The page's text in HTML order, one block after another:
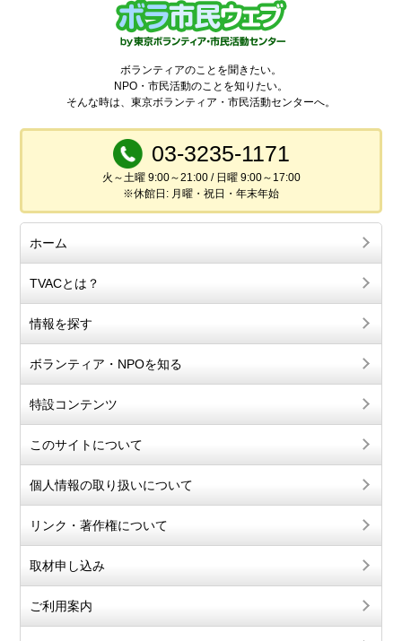
ボランティアのことを聞きたい。
NPO・市民活動のことを知りたい。
そんな時は、東京ボランティア・市民活動センターへ。
03-3235-1171
火～土曜 9:00～21:00 / 日曜 9:00～17:00
※休館日: 月曜・祝日・年末年始
ホーム
TVACとは？
情報を探す
ボランティア・NPOを知る
特設コンテンツ
このサイトについて
個人情報の取り扱いについて
リンク・著作権について
取材申し込み
ご利用案内